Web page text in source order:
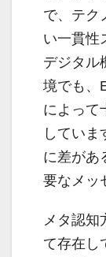
で、テク
い一貫性
デジタル
境でも、
によって
していま
に差があ
要なメッ
メタ認知
て存在し